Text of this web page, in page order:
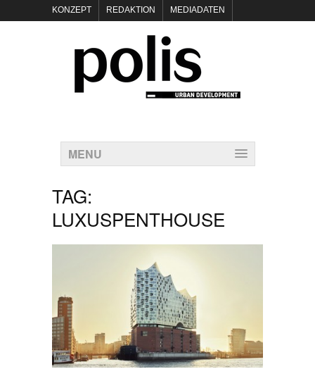
KONZEPT REDAKTION MEDIADATEN
POLIS KEYNOTES
KONTAKT DATENSCHUTZ IMPRESSUM
MENU
TAG:
LUXUSPENTHOUSE